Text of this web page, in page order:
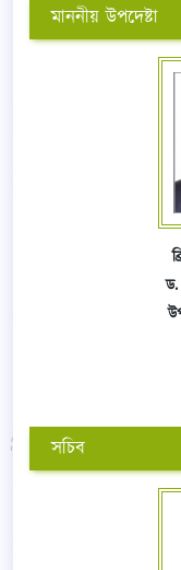
মাননীয় উপদেষ্টা
সচিব